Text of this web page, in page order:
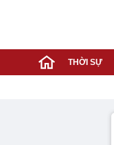
THỜI SỰ